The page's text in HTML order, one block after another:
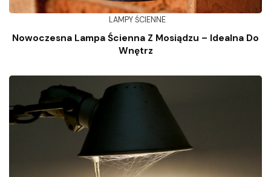
LAMPY ŚCIENNE
Nowoczesna Lampa Ścienna Z Mosiądzu – Idealna Do
Wnętrz